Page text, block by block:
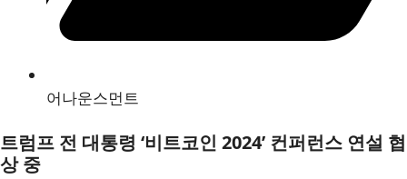
어나운스먼트
트럼프 전 대통령 ‘비트코인 2024’ 컨퍼런스 연설 협
상 중